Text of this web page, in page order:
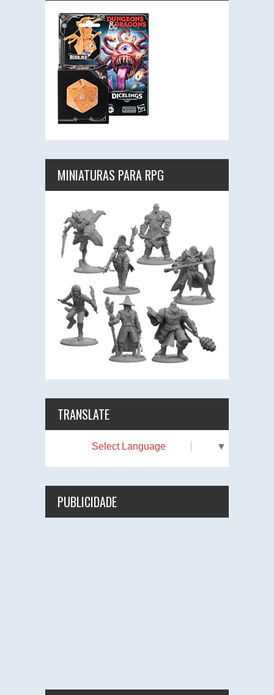
MINIATURAS PARA RPG
TRANSLATE
Select Language ▼
PUBLICIDADE